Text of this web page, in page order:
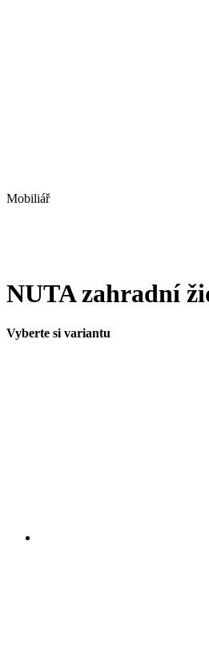
Mobiliář
NUTA zahradní
Vyberte si variantu